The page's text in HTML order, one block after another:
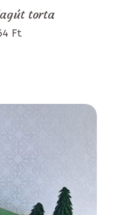
torta
Ft